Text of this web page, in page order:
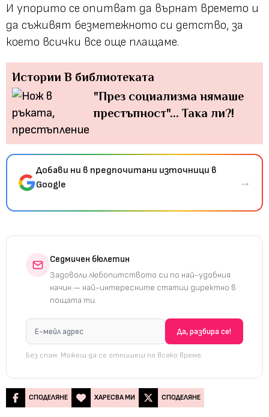
И упорито се опитват да върнат времето и
да съживят безметежното си детство, за
което всички все още плащаме.
Истории В библиотеката
"През социализма нямаше
престъпност"... Така ли?!
Добави ни в предпочитани източници в
Google
→
Седмичен бюлетин
Задоволи любопитството си по най-удобния
начин — най-интересните статии директно в
пощата ти.
Без спам. Можеш да се отпишеш по всяко време.
СПОДЕЛЯНЕ ХАРЕСВА МИ СПОДЕЛЯНЕ